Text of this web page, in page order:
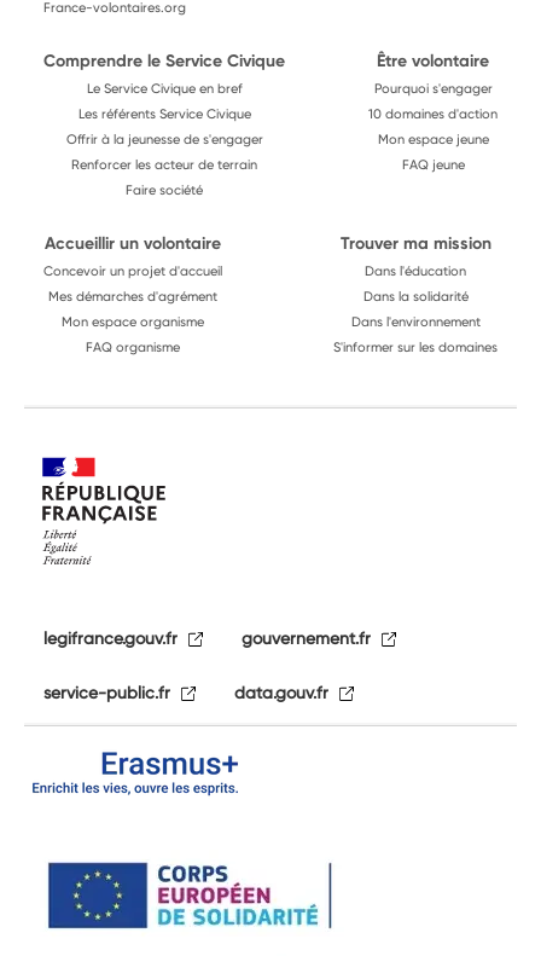
France-volontaires.org
Comprendre le Service Civique
Le Service Civique en bref
Les référents Service Civique
Offrir à la jeunesse de s'engager
Renforcer les acteur de terrain
Faire société
Être volontaire
Pourquoi s'engager
10 domaines d'action
Mon espace jeune
FAQ jeune
Accueillir un volontaire
Concevoir un projet d'accueil
Mes démarches d'agrément
Mon espace organisme
FAQ organisme
Trouver ma mission
Dans l'éducation
Dans la solidarité
Dans l'environnement
S'informer sur les domaines
legifrance.gouv.fr gouvernement.fr
service-public.fr data.gouv.fr